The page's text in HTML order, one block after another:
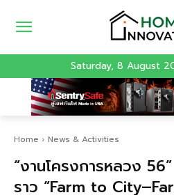
Saturday, 8 August
Home News & Activities
“งานโครงการหลวง
ราว “Farm to